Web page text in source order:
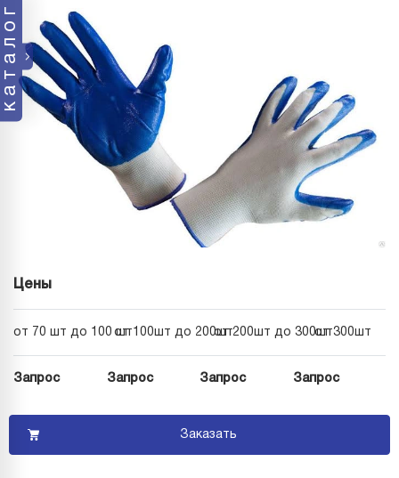
каталог
Цены
от 70 шт до 100 штот 100шт до 200штот 200шт до 300штот 300шт
Запрос Запрос Запрос Запрос
Заказать